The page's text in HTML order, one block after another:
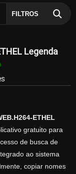
FILTROS
Legenda
ETHEL
gratuito para
de busca de
ao sistema
copiar nomes